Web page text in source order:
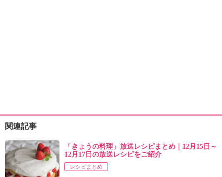
関連記事
「きょうの料理」放送レシピまとめ｜12月15日～
12月17日の放送レシピをご紹介
レシピまとめ